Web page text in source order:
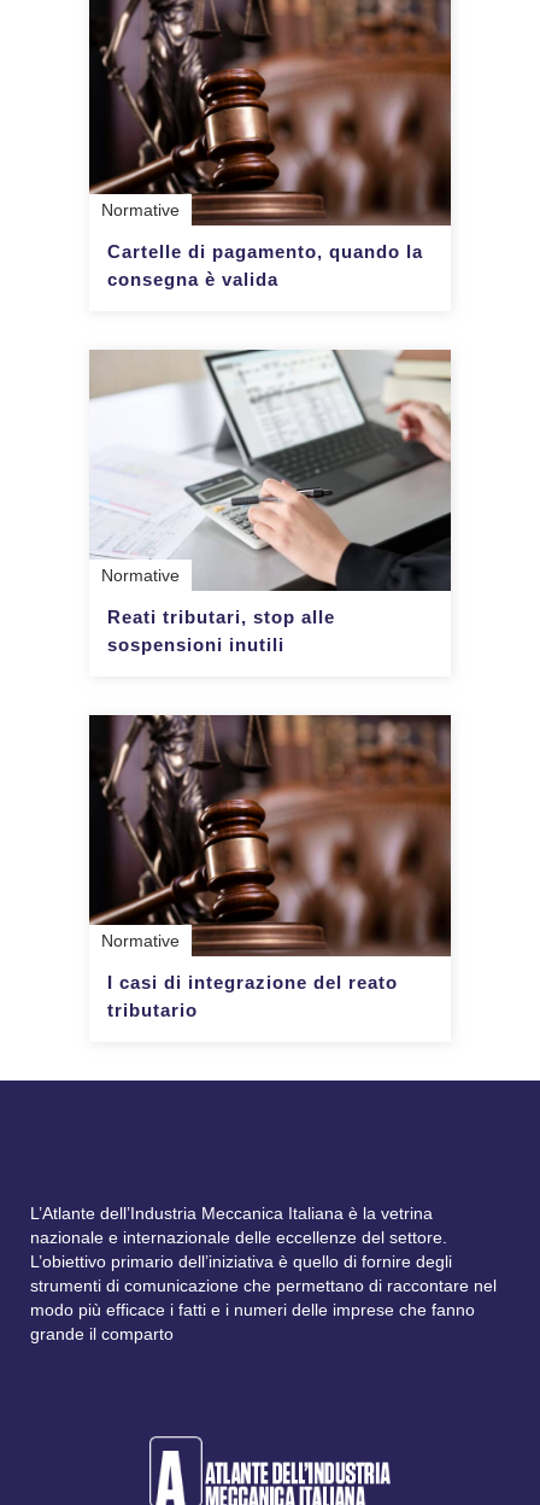
Normative
Cartelle di pagamento, quando la
consegna è valida
Normative
Reati tributari, stop alle
sospensioni inutili
Normative
I casi di integrazione del reato
tributario
L’Atlante dell’Industria Meccanica Italiana è la vetrina
nazionale e internazionale delle eccellenze del settore.
L’obiettivo primario dell’iniziativa è quello di fornire degli
strumenti di comunicazione che permettano di raccontare nel
modo più efficace i fatti e i numeri delle imprese che fanno
grande il comparto